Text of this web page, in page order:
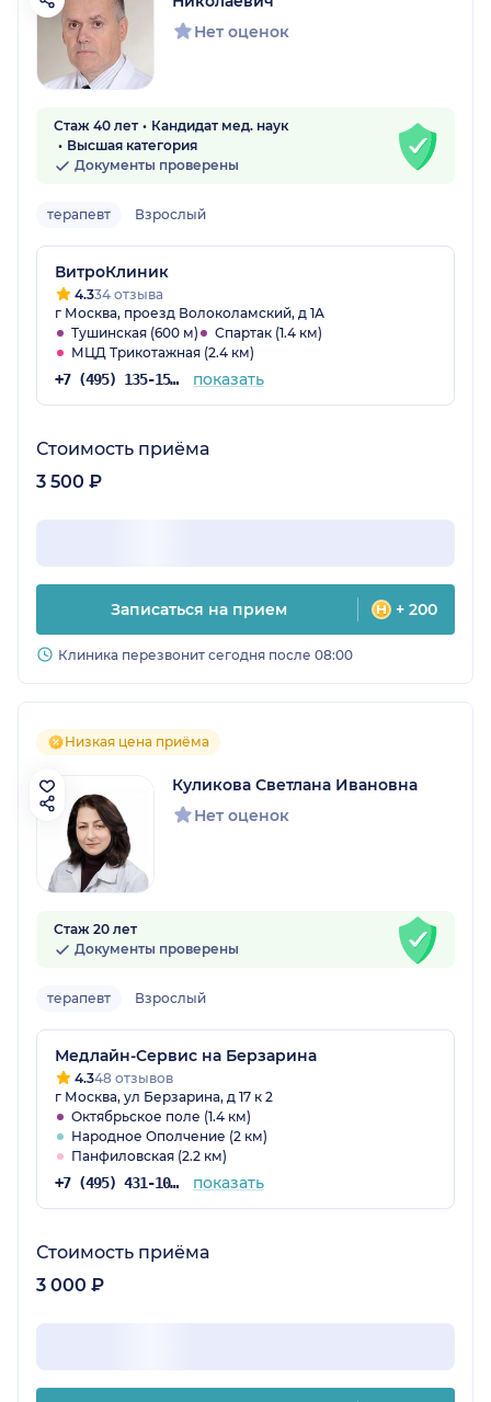
Нет оценок
Стаж 40 лет
Кандидат мед. наук
Высшая категория
Документы проверены
терапевт Взрослый
ВитроКлиник
4.334 отзыва
г Москва, проезд Волоколамский, д 1А
Тушинская (600 м)
Спартак (1.4 км)
МЦД Трикотажная (2.4 км)
+7 (495) 135-15-27 показать
Стоимость приёма
3 500 ₽
Записаться на прием + 200
Клиника перезвонит сегодня после 08:00
Низкая цена приёма
Куликова Светлана Ивановна
Нет оценок
Стаж 20 лет
Документы проверены
терапевт Взрослый
Медлайн-Сервис на Берзарина
4.348 отзывов
г Москва, ул Берзарина, д 17 к 2
Октябрьское поле (1.4 км)
Народное Ополчение (2 км)
Панфиловская (2.2 км)
+7 (495) 431-10-27 показать
Стоимость приёма
3 000 ₽